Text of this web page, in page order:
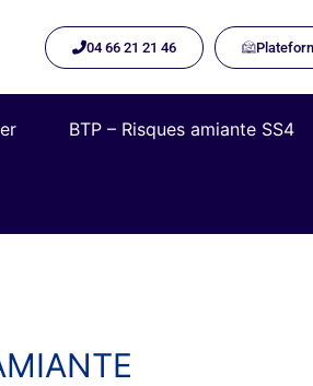
04 66 21 21 46
BTP – Risques amiante SS4